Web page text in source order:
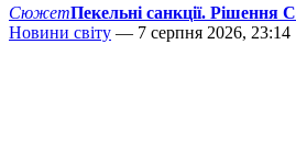
СюжетПекельні санкції.
Новини світу — 7 серпня 2026, 23:14